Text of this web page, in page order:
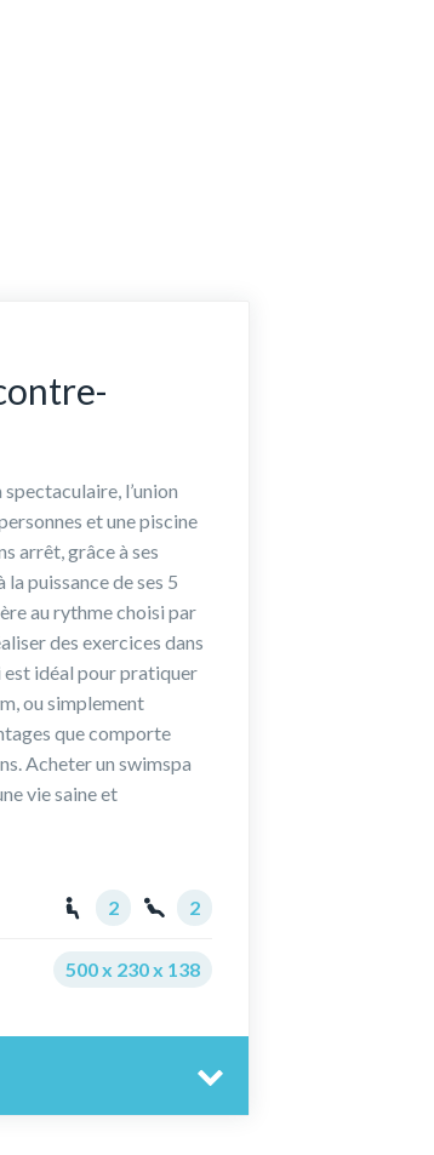
l’union
et une piscine
arrêt, grâce à ses
puissance de ses 5
au rythme choisi par
des exercices dans
est idéal pour pratiquer
ou simplement
que comporte
Acheter un swimspa
vie saine et
2 2
500 x 230 x 138